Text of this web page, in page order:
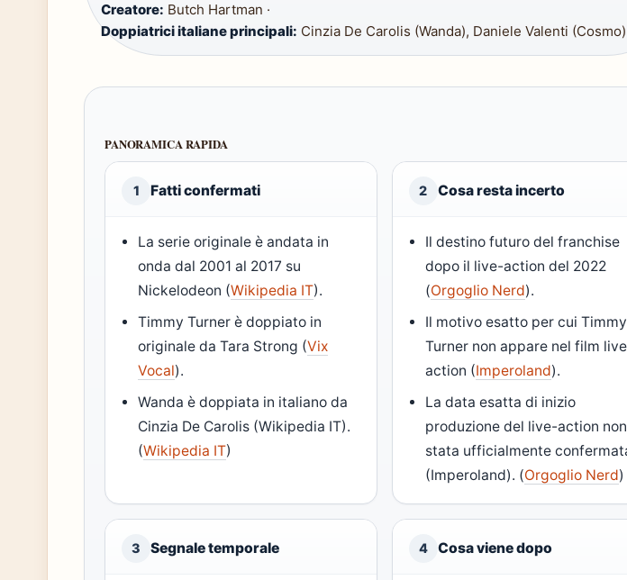
Creatore: Butch Hartman ·
Doppiatrici italiane principali: Cinzia De Carolis (Wanda), Daniele Valenti (Cosmo)
PANORAMICA RAPIDA
1 Fatti confermati
La serie originale è andata in
onda dal 2001 al 2017 su
Nickelodeon (Wikipedia IT).
Timmy Turner è doppiato in
originale da Tara Strong (Vix
Vocal).
Wanda è doppiata in italiano da
Cinzia De Carolis (Wikipedia IT).
(Wikipedia IT)
2 Cosa resta incerto
Il destino futuro del franchise
dopo il live-action del 2022
(Orgoglio Nerd).
Il motivo esatto per cui Timmy
Turner non appare nel film
action (Imperoland).
La data esatta di inizio
produzione del live-action
stata ufficialmente
(Imperoland). (Orgoglio Nerd)
3 Segnale temporale 4 Cosa viene dopo